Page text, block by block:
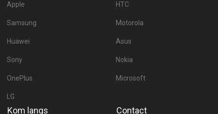
Apple
Samsung
Huawei
Sony
OnePlus
LG
HTC
Motorola
Asus
Nokia
Microsoft
Kom langs Contact